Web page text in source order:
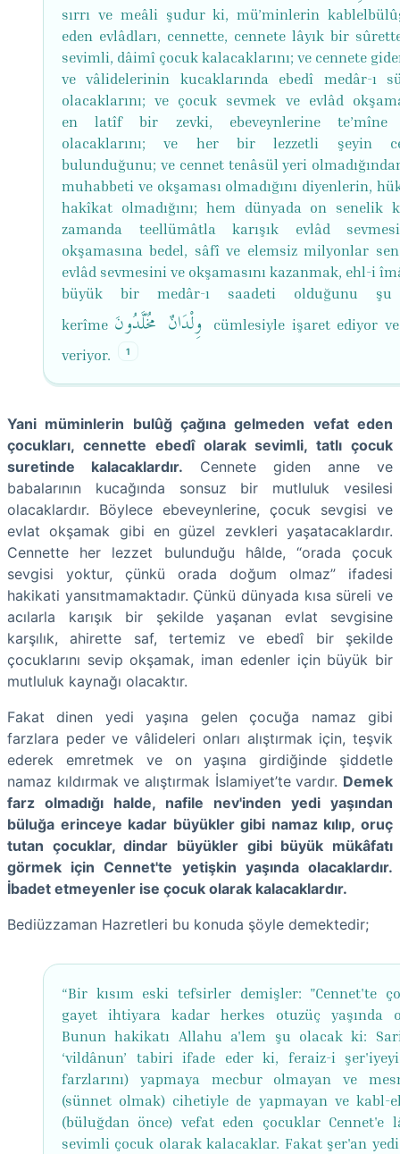
sırrı ve meâli şudur ki, mü’minlerin
eden evlâdları, cennette, cennete lâyık bir
sevimli, dâimî çocuk kalacaklarını; ve cennete
ve vâlidelerinin kucaklarında ebedî medâr-ı
olacaklarını; ve çocuk sevmek ve evlâd
en latîf bir zevki, ebeveynlerine te’mîne
olacaklarını; ve her bir lezzetli şeyin
bulunduğunu; ve cennet tenâsül yeri
muhabbeti ve okşaması olmadığını diyenlerin,
hakîkat olmadığını; hem dünyada on senelik
zamanda teellümâtla karışık evlâd
okşamasına bedel, sâfî ve elemsiz milyonlar
evlâd sevmesini ve okşamasını kazanmak, ehl-i
büyük bir medâr-ı saadeti olduğunu şu
kerîme
cümlesiyle işaret ediyor
veriyor.
1
Yani müminlerin bulûğ çağına gelmeden vefat eden
çocukları, cennette ebedî olarak sevimli, tatlı çocuk
suretinde kalacaklardır. Cennete giden anne ve
babalarının kucağında sonsuz bir mutluluk vesilesi
olacaklardır. Böylece ebeveynlerine, çocuk sevgisi ve
evlat okşamak gibi en güzel zevkleri yaşatacaklardır.
Cennette her lezzet bulunduğu hâlde, “orada çocuk
sevgisi yoktur, çünkü orada doğum olmaz” ifadesi
hakikati yansıtmamaktadır. Çünkü dünyada kısa süreli ve
acılarla karışık bir şekilde yaşanan evlat sevgisine
karşılık, ahirette saf, tertemiz ve ebedî bir şekilde
çocuklarını sevip okşamak, iman edenler için büyük bir
mutluluk kaynağı olacaktır.
Fakat dinen yedi yaşına gelen çocuğa namaz gibi
farzlara peder ve vâlideleri onları alıştırmak için, teşvik
ederek emretmek ve on yaşına girdiğinde şiddetle
namaz kıldırmak ve alıştırmak İslamiyet’te vardır. Demek
farz olmadığı halde, nafile nev'inden yedi yaşından
büluğa erinceye kadar büyükler gibi namaz kılıp, oruç
tutan çocuklar, dindar büyükler gibi büyük mükâfatı
görmek için Cennet'te yetişkin yaşında olacaklardır.
İbadet etmeyenler ise çocuk olarak kalacaklardır.
Bediüzzaman Hazretleri bu konuda şöyle demektedir;
“Bir kısım eski tefsirler demişler: "Cennet'te
gayet ihtiyara kadar herkes otuzüç yaşında
Bunun hakikatı Allahu a'lem şu olacak ki:
‘vildânun’ tabiri ifade eder ki, feraiz-i
farzlarını) yapmaya mecbur olmayan ve
(sünnet olmak) cihetiyle de yapmayan ve kabl-
(büluğdan önce) vefat eden çocuklar Cennet'e
sevimli çocuk olarak kalacaklar. Fakat şer'an yedi